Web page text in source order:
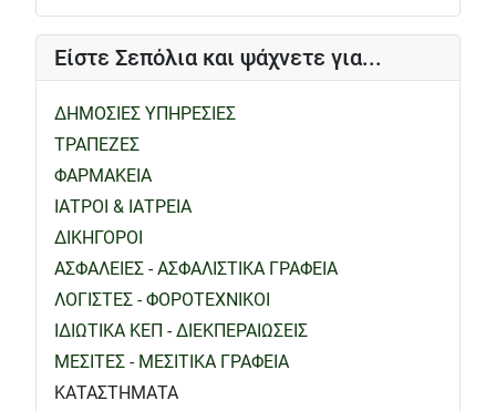
Είστε Σεπόλια και ψάχνετε για...
ΔΗΜΟΣΙΕΣ ΥΠΗΡΕΣΙΕΣ
ΤΡΑΠΕΖΕΣ
ΦΑΡΜΑΚΕΙΑ
ΙΑΤΡΟΙ & ΙΑΤΡΕΙΑ
ΔΙΚΗΓΟΡΟΙ
ΑΣΦΑΛΕΙΕΣ - ΑΣΦΑΛΙΣΤΙΚΑ ΓΡΑΦΕΙΑ
ΛΟΓΙΣΤΕΣ - ΦΟΡΟΤΕΧΝΙΚΟΙ
ΙΔΙΩΤΙΚΑ ΚΕΠ - ΔΙΕΚΠΕΡΑΙΩΣΕΙΣ
ΜΕΣΙΤΕΣ - ΜΕΣΙΤΙΚΑ ΓΡΑΦΕΙΑ
ΚΑΤΑΣΤΗΜΑΤΑ